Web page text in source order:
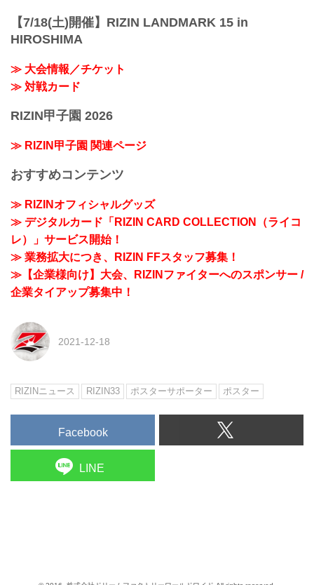
【7/18(土)開催】RIZIN LANDMARK 15 in
HIROSHIMA
≫ 大会情報／チケット
≫ 対戦カード
RIZIN甲子園 2026
≫ RIZIN甲子園 関連ページ
おすすめコンテンツ
≫ RIZINオフィシャルグッズ
≫ デジタルカード「RIZIN CARD COLLECTION（ライコ
レ）」サービス開始！
≫ 業務拡大につき、RIZIN FFスタッフ募集！
≫【企業様向け】大会、RIZINファイターへのスポンサー /
企業タイアップ募集中！
2021-12-18
RIZINニュース RIZIN33 ポスターサポーター ポスター
Facebook
LINE